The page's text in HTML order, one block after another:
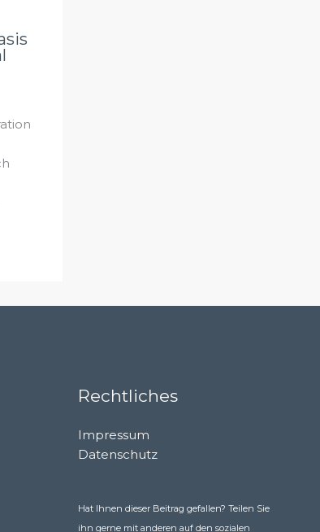
Rechtliches
Impressum
Datenschutz
Hat Ihnen dieser Beitrag gefallen? Teilen Sie
ihn gerne mit anderen auf den sozialen